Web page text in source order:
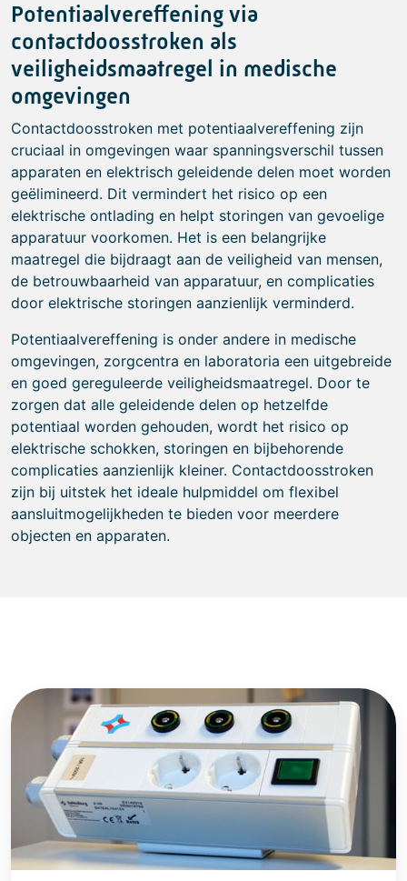
Potentiaalvereffening via
contactdoosstroken als
veiligheidsmaatregel in medische
omgevingen
Contactdoosstroken met potentiaalvereffening zijn
cruciaal in omgevingen waar spanningsverschil tussen
apparaten en elektrisch geleidende delen moet worden
geëlimineerd. Dit vermindert het risico op een
elektrische ontlading en helpt storingen van gevoelige
apparatuur voorkomen. Het is een belangrijke
maatregel die bijdraagt aan de veiligheid van mensen,
de betrouwbaarheid van apparatuur, en complicaties
door elektrische storingen aanzienlijk verminderd.
Potentiaalvereffening is onder andere in medische
omgevingen, zorgcentra en laboratoria een uitgebreide
en goed gereguleerde veiligheidsmaatregel. Door te
zorgen dat alle geleidende delen op hetzelfde
potentiaal worden gehouden, wordt het risico op
elektrische schokken, storingen en bijbehorende
complicaties aanzienlijk kleiner. Contactdoosstroken
zijn bij uitstek het ideale hulpmiddel om flexibel
aansluitmogelijkheden te bieden voor meerdere
objecten en apparaten.